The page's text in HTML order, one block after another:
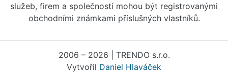
služeb, firem a společností mohou být registrovanými
obchodními známkami příslušných vlastníků.
2006 – 2026 | TRENDO s.r.o.
Vytvořil Daniel Hlaváček